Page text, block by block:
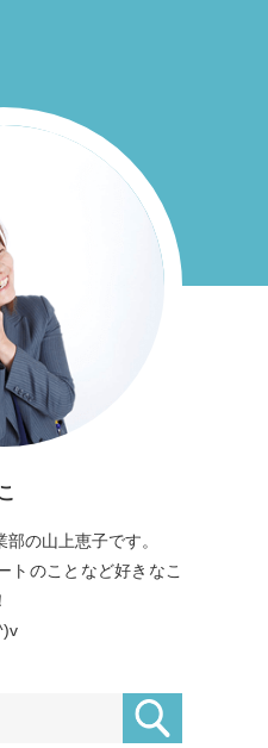
の山上恵子です。
トのことなど好きなこ